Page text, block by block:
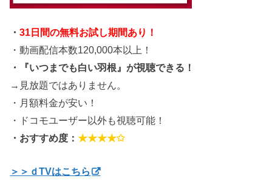
・31日間の無料お試し期間あり！
・動画配信本数120,000本以上！
・『いつまでも白い羽根』が視聴できる！
→見放題ではありません。
・月額料金が安い！
・ドコモユーザー以外も視聴可能！
・おすすめ度：★★★★✩
＞＞ｄTVはこちら